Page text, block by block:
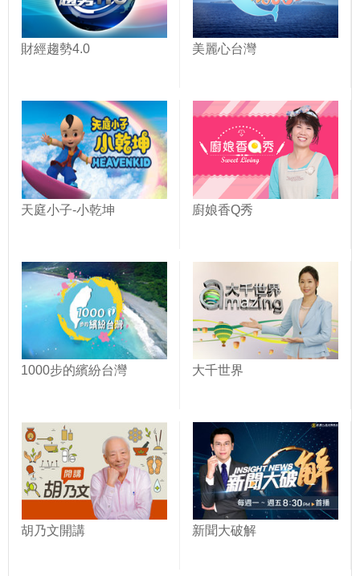
財經趨勢4.0 美麗心台灣
天庭小子-小乾坤 廚娘香Q秀
1000步的繽紛台灣 大千世界
胡乃文開講 新聞大破解